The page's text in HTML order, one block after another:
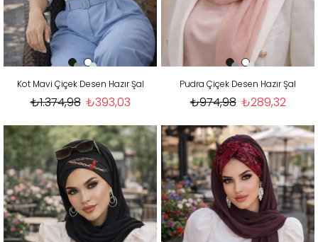
Kot Mavi Çiçek Desen Hazır Şal
₺393,03
₺1.374,98
Pudra Çiçek Desen Hazır Şal
₺289,32
₺974,98